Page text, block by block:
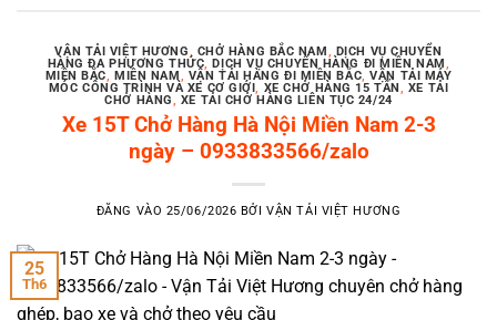
VẬN TẢI VIỆT HƯƠNG, CHỞ HÀNG BẮC NAM, DỊCH VỤ CHUYỂN
HÀNG ĐA PHƯƠNG THỨC,DỊCH VỤ CHUYỂN HÀNG ĐI MIỀN NAM,
MIỀN BẮC,MIỀN NAM, VẬN TẢI HÀNG ĐI MIỀN BẮC,VẬN TẢI MÁY
MÓC CÔNG TRÌNH VÀ XE CƠ GIỚI, XE CHỞ HÀNG 15 TẤN, XE TẢI
CHỞ HÀNG, XE TẢI CHỞ HÀNG LIÊN TỤC 24/24
Xe 15T Chở Hàng Hà Nội Miền Nam 2-3
ngày – 0933833566/zalo
ĐĂNG VÀO 25/06/2026 BỞIVẬN TẢI VIỆT HƯƠNG
25
Th6